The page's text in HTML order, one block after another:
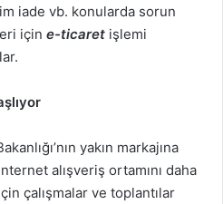
iade vb. konularda sorun
için e-ticaret işlemi
yakın markajına
alışveriş ortamını daha
çalışmalar ve toplantılar